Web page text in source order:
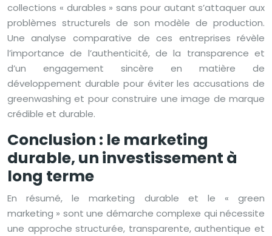
collections « durables » sans pour autant s’attaquer aux
problèmes structurels de son modèle de production.
Une analyse comparative de ces entreprises révèle
l’importance de l’authenticité, de la transparence et
d’un engagement sincère en matière de
développement durable pour éviter les accusations de
greenwashing et pour construire une image de marque
crédible et durable.
Conclusion : le marketing
durable, un investissement à
long terme
En résumé, le marketing durable et le « green
marketing » sont une démarche complexe qui nécessite
une approche structurée, transparente, authentique et